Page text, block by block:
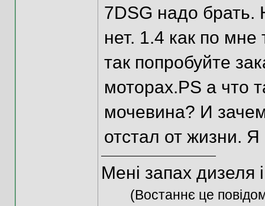
7DSG надо
нет. 1.4 как по
так попробуйте
моторах.PS а что
мочевина? И
отстал от жизни.
Мені запах дизеля
(Востаннє це